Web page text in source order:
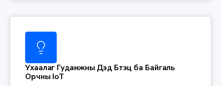
Ухаалаг Гудамжны Дэд Бүтэц ба Байгаль
Орчны IoT